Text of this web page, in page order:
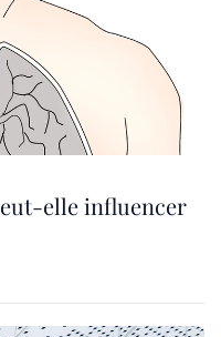
elle influencer